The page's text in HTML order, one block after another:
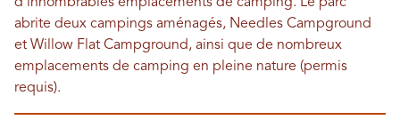
abrite deux campings aménagés, Needles Campground
et Willow Flat Campground, ainsi que de nombreux
emplacements de camping en pleine nature (permis
requis).